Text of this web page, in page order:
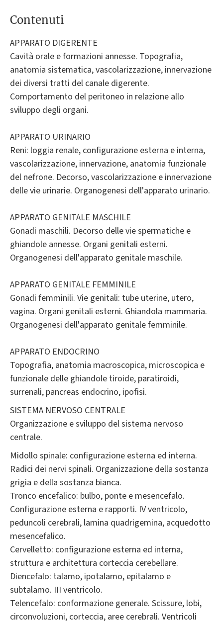
Contenuti
APPARATO DIGERENTE
Cavità orale e formazioni annesse. Topografia,
anatomia sistematica, vascolarizzazione, innervazione
dei diversi tratti del canale digerente.
Comportamento del peritoneo in relazione allo
sviluppo degli organi.
APPARATO URINARIO
Reni: loggia renale, configurazione esterna e interna,
vascolarizzazione, innervazione, anatomia funzionale
del nefrone. Decorso, vascolarizzazione e innervazione
delle vie urinarie. Organogenesi dell'apparato urinario.
APPARATO GENITALE MASCHILE
Gonadi maschili. Decorso delle vie spermatiche e
ghiandole annesse. Organi genitali esterni.
Organogenesi dell'apparato genitale maschile.
APPARATO GENITALE FEMMINILE
Gonadi femminili. Vie genitali: tube uterine, utero,
vagina. Organi genitali esterni. Ghiandola mammaria.
Organogenesi dell'apparato genitale femminile.
APPARATO ENDOCRINO
Topografia, anatomia macroscopica, microscopica e
funzionale delle ghiandole tiroide, paratiroidi,
surrenali, pancreas endocrino, ipofisi.
SISTEMA NERVOSO CENTRALE
Organizzazione e sviluppo del sistema nervoso
centrale.
Midollo spinale: configurazione esterna ed interna.
Radici dei nervi spinali. Organizzazione della sostanza
grigia e della sostanza bianca.
Tronco encefalico: bulbo, ponte e mesencefalo.
Configurazione esterna e rapporti. IV ventricolo,
peduncoli cerebrali, lamina quadrigemina, acquedotto
mesencefalico.
Cervelletto: configurazione esterna ed interna,
struttura e architettura corteccia cerebellare.
Diencefalo: talamo, ipotalamo, epitalamo e
subtalamo. III ventricolo.
Telencefalo: conformazione generale. Scissure, lobi,
circonvoluzioni, corteccia, aree cerebrali. Ventricoli